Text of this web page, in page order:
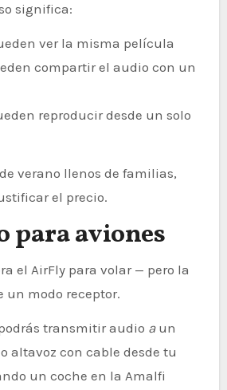
significa:
ver la misma película
compartir el audio con un
reproducir desde un solo
verano llenos de familias,
el precio.
para aviones
el AirFly para volar — pero la
un modo receptor.
transmitir audio aun
altavoz con cable desde tu
un coche en la Amalfi